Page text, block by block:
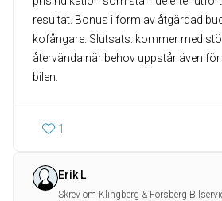
resultat. Bonus i form av åtgärdad
kofångare. Slutsats: kommer med
återvända när behov uppstår även
bilen.
1
Erik L
Skrev om Klingberg & Forsberg